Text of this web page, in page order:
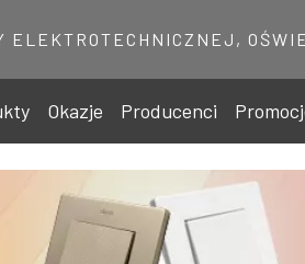
ELEKTROTECHNICZNEJ,
Okazje Producenci